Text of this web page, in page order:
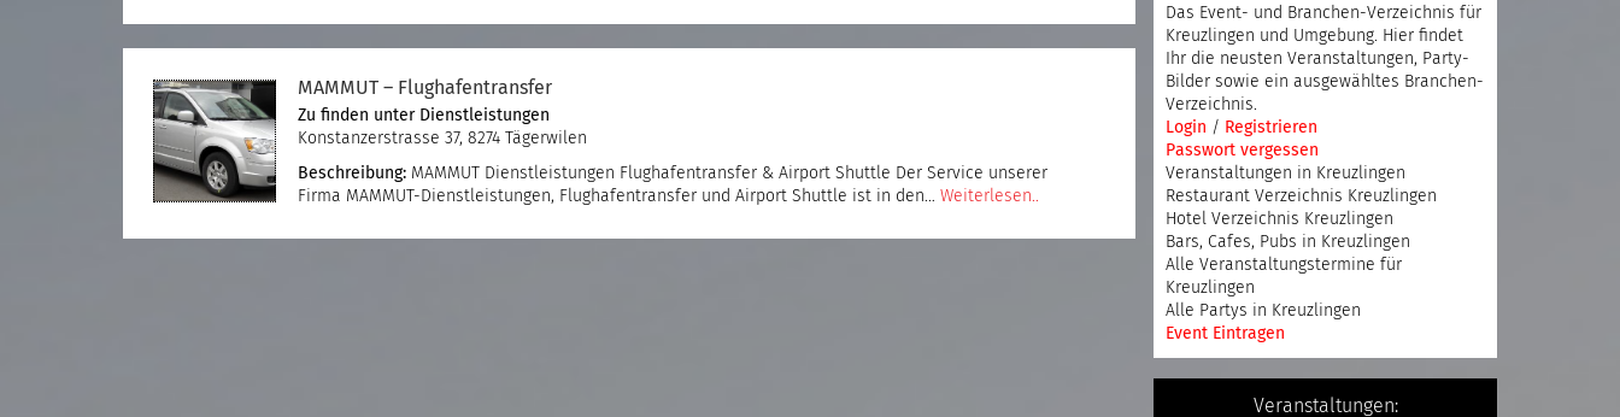
MAMMUT – Flughafentransfer
Zu finden unter Dienstleistungen
Konstanzerstrasse 37, 8274 Tägerwilen
Beschreibung: MAMMUT Dienstleistungen Flughafentransfer & Airport Shuttle Der Service unserer
Firma MAMMUT-Dienstleistungen, Flughafentransfer und Airport Shuttle ist in den… Weiterlesen..
Das Event- und Branchen-Verzeichnis für
Kreuzlingen und Umgebung. Hier findet
Ihr die neusten Veranstaltungen, Party-
Bilder sowie ein ausgewähltes Branchen-
Verzeichnis.
Login / Registrieren
Passwort vergessen
Veranstaltungen in Kreuzlingen
Restaurant Verzeichnis Kreuzlingen
Hotel Verzeichnis Kreuzlingen
Bars, Cafes, Pubs in Kreuzlingen
Alle Veranstaltungstermine für
Kreuzlingen
Alle Partys in Kreuzlingen
Event Eintragen
Veranstaltungen: